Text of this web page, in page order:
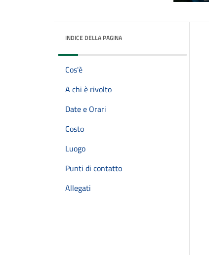
INDICE DELLA PAGINA
Cos'è
A chi è rivolto
Date e Orari
Costo
Luogo
Punti di contatto
Allegati